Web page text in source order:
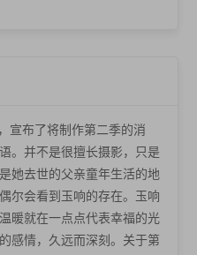
宣布了将制作第二季的消
。并不是很擅长摄影，只是
她去世的父亲童年生活的地
尔会看到玉响的存在。玉响
暖就在一点点代表幸福的光
感情，久远而深刻。关于第